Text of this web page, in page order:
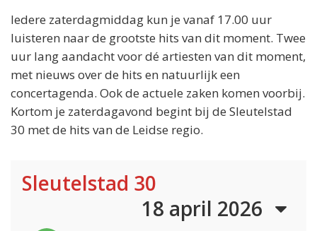
Iedere zaterdagmiddag kun je vanaf 17.00 uur
luisteren naar de grootste hits van dit moment. Twee
uur lang aandacht voor dé artiesten van dit moment,
met nieuws over de hits en natuurlijk een
concertagenda. Ook de actuele zaken komen voorbij.
Kortom je zaterdagavond begint bij de Sleutelstad
30 met de hits van de Leidse regio.
Sleutelstad 30
18 april 2026